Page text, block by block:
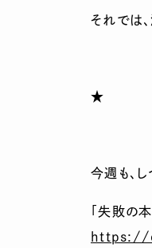
それでは
★
今週も、し
「失敗の
https://